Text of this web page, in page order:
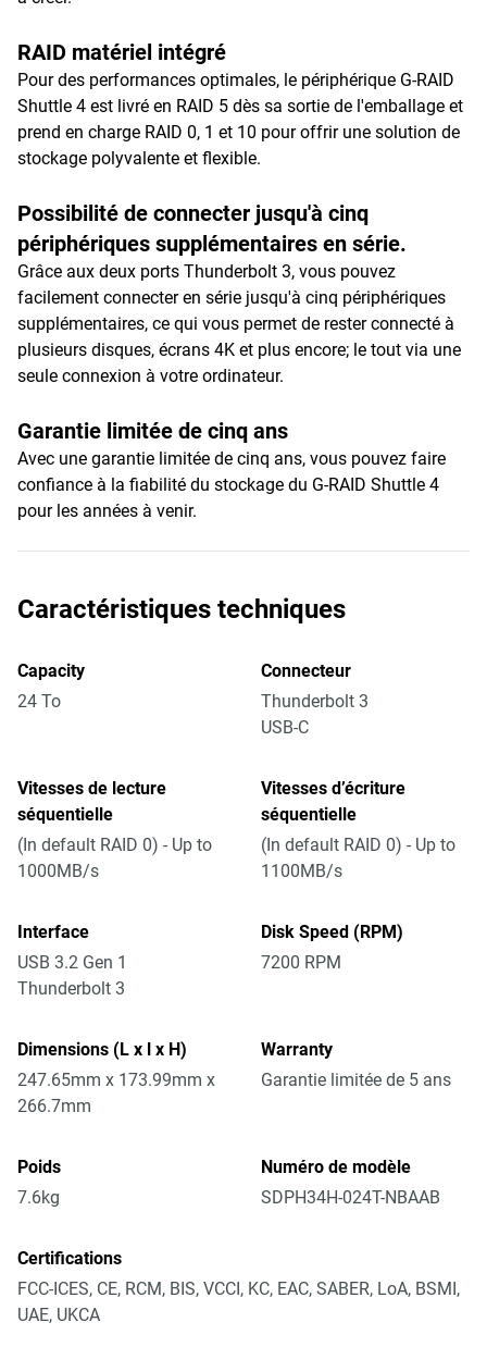
RAID matériel intégré
Pour des performances optimales, le périphérique G-RAID
Shuttle 4 est livré en RAID 5 dès sa sortie de l'emballage et
prend en charge RAID 0, 1 et 10 pour offrir une solution de
stockage polyvalente et flexible.
Possibilité de connecter jusqu'à cinq
périphériques supplémentaires en série.
Grâce aux deux ports Thunderbolt 3, vous pouvez
facilement connecter en série jusqu'à cinq périphériques
supplémentaires, ce qui vous permet de rester connecté à
plusieurs disques, écrans 4K et plus encore; le tout via une
seule connexion à votre ordinateur.
Garantie limitée de cinq ans
Avec une garantie limitée de cinq ans, vous pouvez faire
confiance à la fiabilité du stockage du G-RAID Shuttle 4
pour les années à venir.
Caractéristiques techniques
Capacity
24 To
Connecteur
Thunderbolt 3
USB-C
Vitesses de lecture
séquentielle
(In default RAID 0) - Up to
1000MB/s
Vitesses d’écriture
séquentielle
(In default RAID 0) - Up to
1100MB/s
Interface
USB 3.2 Gen 1
Thunderbolt 3
Disk Speed (RPM)
7200 RPM
Dimensions (L x l x H)
247.65mm x 173.99mm x
266.7mm
Warranty
Garantie limitée de 5 ans
Poids
7.6kg
Numéro de modèle
SDPH34H-024T-NBAAB
Certifications
FCC-ICES, CE, RCM, BIS, VCCI, KC, EAC, SABER, LoA, BSMI,
UAE, UKCA